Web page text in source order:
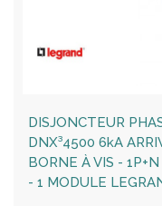
DISJONCTEUR
DNX³4500 6kA
BORNE À VIS -
- 1 MODULE